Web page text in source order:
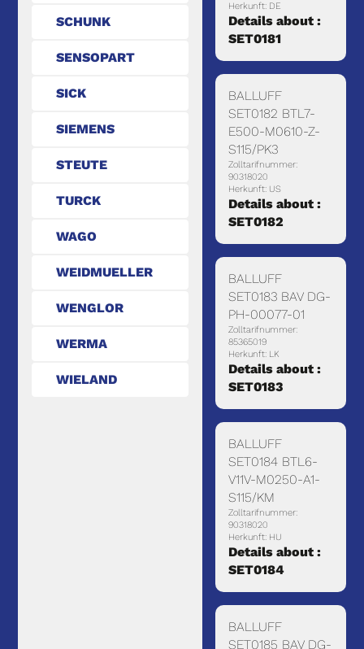
SCHUNK
SENSOPART
SICK
SIEMENS
STEUTE
TURCK
WAGO
WEIDMUELLER
WENGLOR
WERMA
WIELAND
Herkunft: DE
Details about :
SET0181
BALLUFF
SET0182 BTL7-
E500-M0610-Z-
S115/PK3
Zolltarifnummer:
90318020
Herkunft: US
Details about :
SET0182
BALLUFF
SET0183 BAV DG-
PH-00077-01
Zolltarifnummer:
85365019
Herkunft: LK
Details about :
SET0183
BALLUFF
SET0184 BTL6-
V11V-M0250-A1-
S115/KM
Zolltarifnummer:
90318020
Herkunft: HU
Details about :
SET0184
BALLUFF
SET0185 BAV DG-